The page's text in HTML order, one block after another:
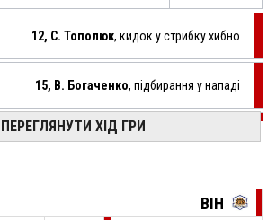
12, С. Тополюк, кидок у стрибку хибно
15, В. Богаченко, підбирання у нападі
9, В. Шошоя , трьохочковий у стрибку хибно
15, В. Богаченко, перехоплення
ПЕРЕГЛЯНУТИ ХІД ГРИ
ВІН